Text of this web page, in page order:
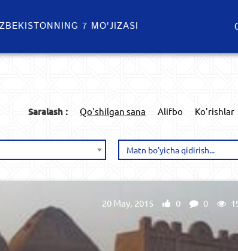
7 MO'JIZASI
Saralash : Qo'shilgan sana Alifbo Ko'rishlar
20 May, 2015 0 0